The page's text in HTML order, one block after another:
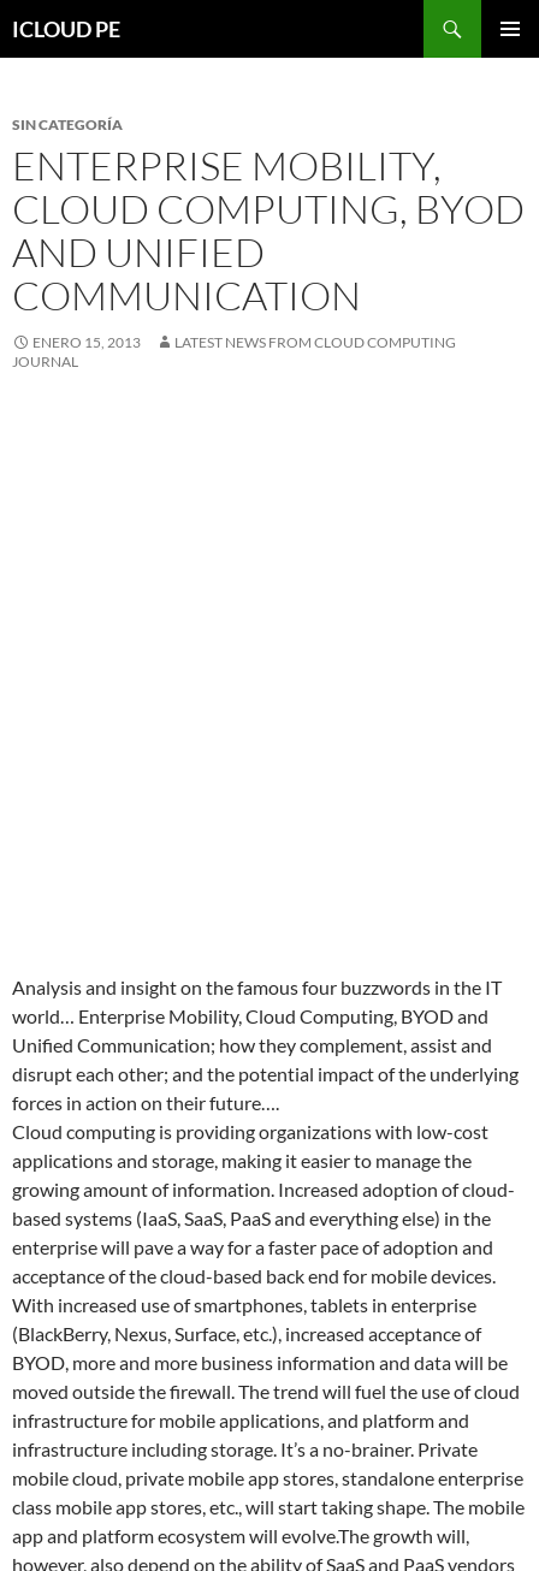
hacia
ICLOUD PE
SIN CATEGORÍA
ENTERPRISE MOBILITY,
CLOUD COMPUTING, BYOD
AND UNIFIED
COMMUNICATION
ENERO 15, 2013
LATEST NEWS FROM CLOUD COMPUTING
JOURNAL
Analysis and insight on the famous four buzzwords in the IT
world… Enterprise Mobility, Cloud Computing, BYOD and
Unified Communication; how they complement, assist and
disrupt each other; and the potential impact of the underlying
forces in action on their future….
Cloud computing is providing organizations with low-cost
applications and storage, making it easier to manage the
growing amount of information. Increased adoption of cloud-
based systems (IaaS, SaaS, PaaS and everything else) in the
enterprise will pave a way for a faster pace of adoption and
acceptance of the cloud-based back end for mobile devices.
With increased use of smartphones, tablets in enterprise
(BlackBerry, Nexus, Surface, etc.), increased acceptance of
BYOD, more and more business information and data will be
moved outside the firewall. The trend will fuel the use of cloud
infrastructure for mobile applications, and platform and
infrastructure including storage. It’s a no-brainer. Private
mobile cloud, private mobile app stores, standalone enterprise
class mobile app stores, etc., will start taking shape. The mobile
app and platform ecosystem will evolve.The growth will,
however, also depend on the ability of SaaS and PaaS vendors